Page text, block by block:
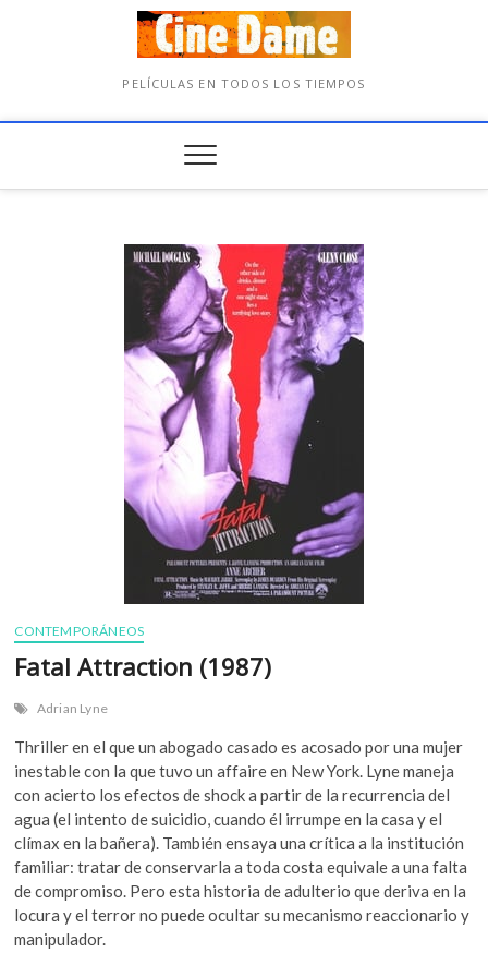
PELÍCULAS EN TODOS LOS TIEMPOS
CONTEMPORÁNEOS
Fatal Attraction (1987)
Adrian Lyne
Thriller en el que un abogado casado es acosado por una mujer
inestable con la que tuvo un affaire en New York. Lyne maneja
con acierto los efectos de shock a partir de la recurrencia del
agua (el intento de suicidio, cuando él irrumpe en la casa y el
clímax en la bañera). También ensaya una crítica a la institución
familiar: tratar de conservarla a toda costa equivale a una falta
de compromiso. Pero esta historia de adulterio que deriva en la
locura y el terror no puede ocultar su mecanismo reaccionario y
manipulador.